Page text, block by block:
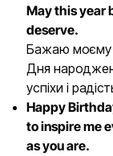
May this year
deserve.
Бажаю моєму
Дня
успіхи і
Happy
to inspire me
as you are.